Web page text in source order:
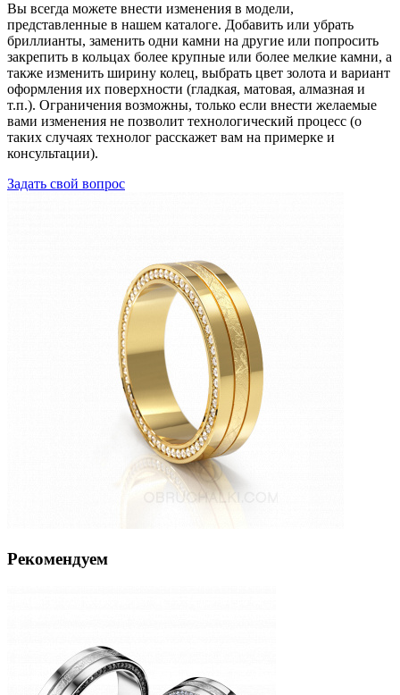
Вы всегда можете внести изменения в модели,
представленные в нашем каталоге. Добавить или убрать
бриллианты, заменить одни камни на другие или попросить
закрепить в кольцах более крупные или более мелкие камни, а
также изменить ширину колец, выбрать цвет золота и вариант
оформления их поверхности (гладкая, матовая, алмазная и
т.п.). Ограничения возможны, только если внести желаемые
вами изменения не позволит технологический процесс (о
таких случаях технолог расскажет вам на примерке и
консультации).
Задать свой вопрос
Рекомендуем